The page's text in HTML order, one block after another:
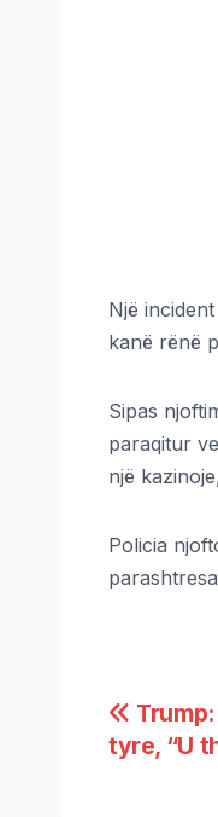
Një
kanë rënë
​Sipas
paraqitur
një
​Policia
tyre, “U